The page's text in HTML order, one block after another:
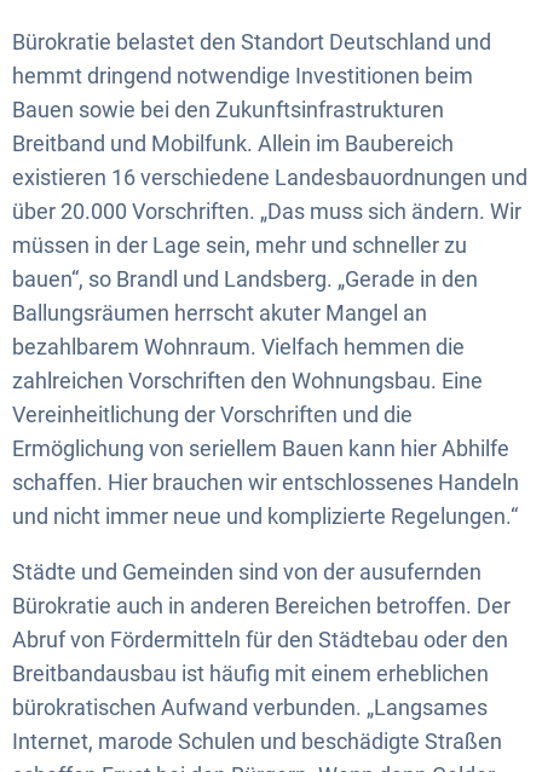
Bürokratie belastet den Standort Deutschland und
hemmt dringend notwendige Investitionen beim
Bauen sowie bei den Zukunftsinfrastrukturen
Breitband und Mobilfunk. Allein im Baubereich
existieren 16 verschiedene Landesbauordnungen und
über 20.000 Vorschriften. „Das muss sich ändern. Wir
müssen in der Lage sein, mehr und schneller zu
bauen“, so Brandl und Landsberg. „Gerade in den
Ballungsräumen herrscht akuter Mangel an
bezahlbarem Wohnraum. Vielfach hemmen die
zahlreichen Vorschriften den Wohnungsbau. Eine
Vereinheitlichung der Vorschriften und die
Ermöglichung von seriellem Bauen kann hier Abhilfe
schaffen. Hier brauchen wir entschlossenes Handeln
und nicht immer neue und komplizierte Regelungen.“
Städte und Gemeinden sind von der ausufernden
Bürokratie auch in anderen Bereichen betroffen. Der
Abruf von Fördermitteln für den Städtebau oder den
Breitbandausbau ist häufig mit einem erheblichen
bürokratischen Aufwand verbunden. „Langsames
Internet, marode Schulen und beschädigte Straßen